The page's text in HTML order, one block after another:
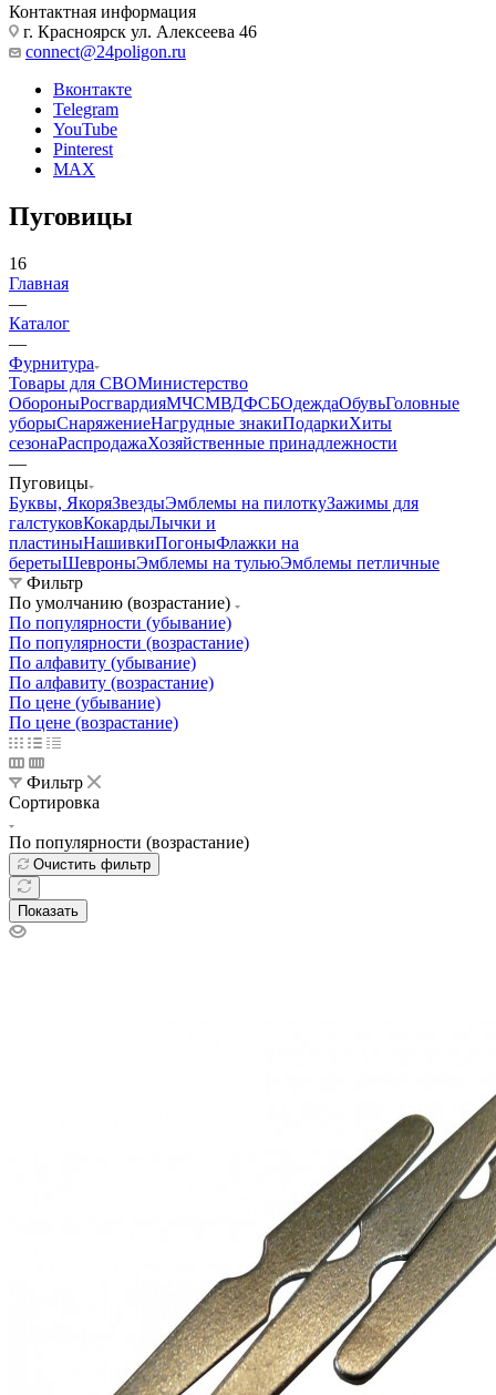
Контактная информация
г. Красноярск ул. Алексеева 46
connect@24poligon.ru
Вконтакте
Telegram
YouTube
Pinterest
MAX
Пуговицы
16
Главная
—
Каталог
—
Фурнитура
Товары для СВОМинистерство
ОбороныРосгвардияМЧСМВДФСБОдеждаОбувьГоловные
уборыСнаряжениеНагрудные знакиПодаркиХиты
сезонаРаспродажаХозяйственные принадлежности
—
Пуговицы
Буквы, ЯкоряЗвездыЭмблемы на пилоткуЗажимы для
галстуковКокардыЛычки и
пластиныНашивкиПогоныФлажки на
беретыШевроныЭмблемы на тульюЭмблемы петличные
Фильтр
По умолчанию (возрастание)
По популярности (убывание)
По популярности (возрастание)
По алфавиту (убывание)
По алфавиту (возрастание)
По цене (убывание)
По цене (возрастание)
Фильтр
Сортировка
По популярности (возрастание)
Очистить фильтр
Показать